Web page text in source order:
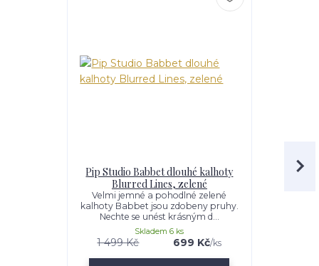
Pip Studio Babbet dlouhé kalhoty
Blurred Lines, zelené
Velmi jemné a pohodlné zelené
kalhoty Babbet jsou zdobeny pruhy.
Nechte se unést krásným d...
1 499 Kč 699 Kč/ks
Skladem 6 ks
Pip